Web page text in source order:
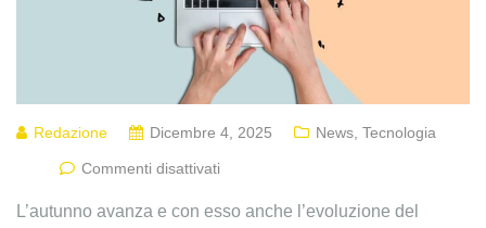
Redazione Dicembre 4, 2025 News Tecnologia
Commenti disattivati
L’autunno avanza e con esso anche l’evoluzione del